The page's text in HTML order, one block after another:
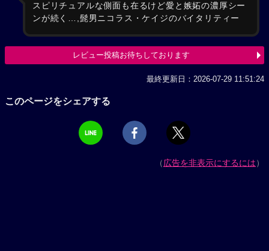
スピリチュアルな側面も在るけど愛と嫉妬の濃厚シー
ンが続く…,髭男ニコラス・ケイジのバイタリティー
レビュー投稿お待ちしております
最終更新日：2026-07-29 11:51:24
このページをシェアする
（広告を非表示にするには）